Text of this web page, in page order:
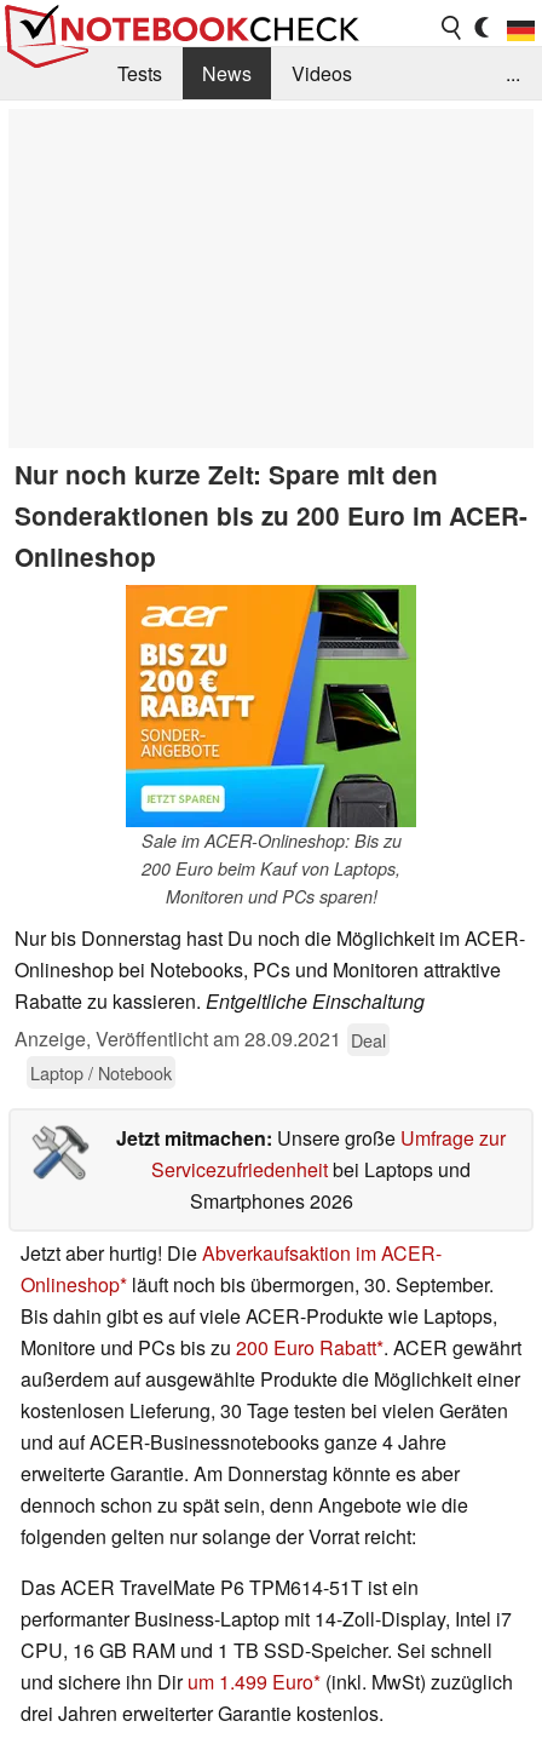
Tests News
Videos
...
Nur noch kurze Zeit: Spare mit den
Sonderaktionen bis zu 200 Euro im ACER-
Onlineshop
Sale im ACER-Onlineshop: Bis zu
200 Euro beim Kauf von Laptops,
Monitoren und PCs sparen!
Nur bis Donnerstag hast Du noch die Möglichkeit im ACER-
Onlineshop bei Notebooks, PCs und Monitoren attraktive
Rabatte zu kassieren. Entgeltliche Einschaltung
Anzeige, Veröffentlicht am28.09.2021 Deal
Laptop / Notebook
Jetzt mitmachen: Unsere große Umfrage zur
Servicezufriedenheitbei Laptops und
Smartphones 2026
Jetzt aber hurtig! DieAbverkaufsaktion im ACER-
Onlineshop läuft noch bis übermorgen, 30. September.
Bis dahin gibt es auf viele ACER-Produkte wie Laptops,
Monitore und PCs bis zu 200 Euro Rabatt . ACER gewährt
außerdem auf ausgewählte Produkte die Möglichkeit einer
kostenlosen Lieferung, 30 Tage testen bei vielen Geräten
und auf ACER-Businessnotebooks ganze 4 Jahre
erweiterte Garantie. Am Donnerstag könnte es aber
dennoch schon zu spät sein, denn Angebote wie die
folgenden gelten nur solange der Vorrat reicht:
Das ACER TravelMate P6 TPM614-51T ist ein
performanter Business-Laptop mit 14-Zoll-Display, Intel i7
CPU, 16 GB RAM und 1 TB SSD-Speicher. Sei schnell
und sichere ihn Dirum 1.499 Euro (inkl. MwSt) zuzüglich
drei Jahren erweiterter Garantie kostenlos.